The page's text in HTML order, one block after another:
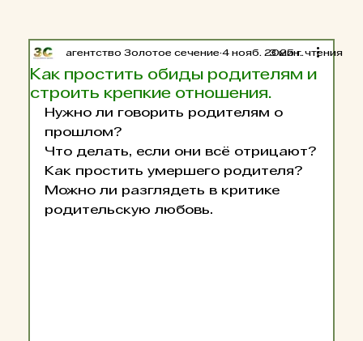
Как простить обиды родителям и
строить крепкие отношения.
агентство Золотое сечение 4 нояб. 2025 г.3 мин. чтения
Нужно ли говорить родителям о
прошлом?
Что делать, если они всё отрицают?
Как простить умершего родителя?
Можно ли разглядеть в критике
родительскую любовь.